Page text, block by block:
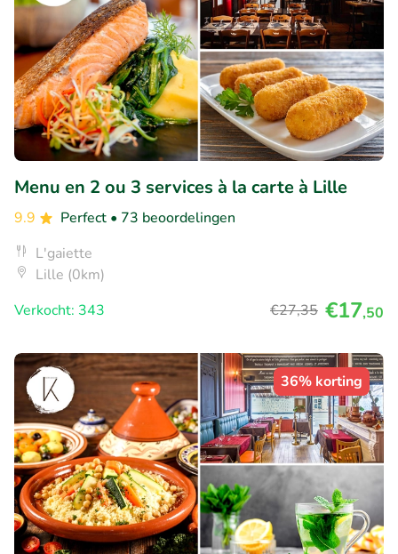
Menu en 2 ou 3 services à la carte à Lille
9.9 Perfect • 73 beoordelingen
L'gaiette
Lille (0km)
Verkocht: 343
€27,35 €17,50
36% korting